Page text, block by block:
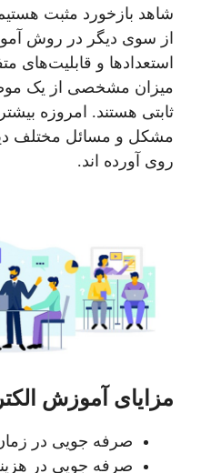
شاهد بازخورد مثبت
از سوی دیگر در روش
استعداد‌ها و قابلیت‌های
میزان مشخصی از یک
ثابتی هستند. امروزه
مشکل و مسائل مختلف
روی آورده اند.
مزایای آموزش
صرفه جویی در
صرفه جویی در